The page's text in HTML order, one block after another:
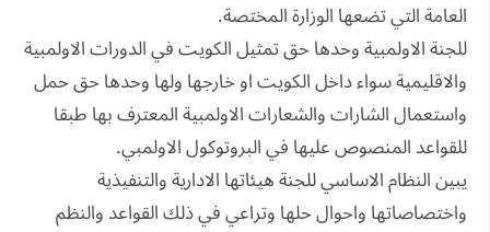
العامة التي تضعها الوزارة المختصة.
للجنة الاولمبية وحدها حق تمثيل الكويت في الدورات الاولمبية
والاقليمية سواء داخل الكويت او خارجها ولها وحدها حق حمل
واستعمال الشارات والشعارات الاولمبية المعترف بها طبقا
للقواعد المنصوص عليها في البروتوكول الاولمبي.
يبين النظام الاساسي للجنة هيئاتها الادارية والتنفيذية
واختصاصاتها واحوال حلها وتراعي في ذلك القواعد والنظم